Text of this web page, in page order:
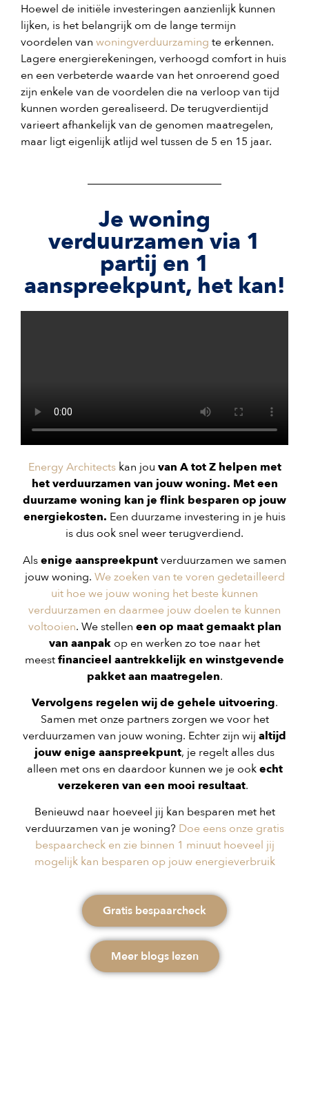
Hoewel de initiële investeringen aanzienlijk kunnen
lijken, is het belangrijk om de lange termijn
voordelen van woningverduurzaming te erkennen.
Lagere energierekeningen, verhoogd comfort in huis
en een verbeterde waarde van het onroerend goed
zijn enkele van de voordelen die na verloop van tijd
kunnen worden gerealiseerd. De terugverdientijd
varieert afhankelijk van de genomen maatregelen,
maar ligt eigenlijk atlijd wel tussen de 5 en 15 jaar.
Je woning
verduurzamen via 1
partij en 1
aanspreekpunt, het kan!
Energy Architectskan jou van A tot Z helpen met
het verduurzamen van jouw woning. Met een
duurzame woning kan je flink besparen op jouw
energiekosten. Een duurzame investering in je huis
is dus ook snel weer terugverdiend.
Alsenige aanspreekpuntverduurzamen we samen
jouw woning. We zoeken van te voren gedetailleerd
uit hoe we jouw woning het beste kunnen
verduurzamen en daarmee jouw doelen te kunnen
voltooien. We stellen een op maat gemaakt plan
van aanpak op en werken zo toe naar het
meestfinancieel aantrekkelijk en winstgevende
pakket aan maatregelen.
Vervolgens regelen wij de gehele uitvoering.
Samen met onze partners zorgen we voor het
verduurzamen van jouw woning. Echter zijn wij altijd
jouw enige aanspreekpunt, je regelt alles dus
alleen met ons en daardoor kunnen we je ookecht
verzekeren van een mooi resultaat.
Benieuwd naar hoeveel jij kan besparen met het
verduurzamen van je woning? Doe eens onze gratis
bespaarcheck en zie binnen 1 minuut hoeveel jij
mogelijk kan besparen op jouw energieverbruik
Gratis bespaarcheck
Meer blogs lezen